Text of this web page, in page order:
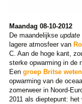
Maandag 08-10-2012
De maandelijkse update
lagere atmosfeer van
C. Aan de hoge kant,
sterke opwarming in de
Een groep Britse
opwarming van de
zomerweer in Noord-
2011 als dieptepunt: